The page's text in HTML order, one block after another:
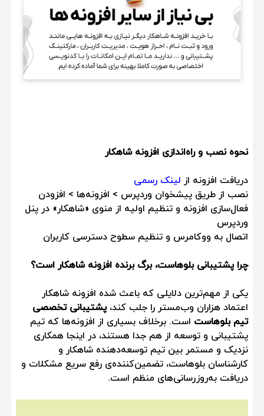
نحوه نصب و راه‌اندازی افزونه شاهکار
دریافت افزونه از لینک رسمی
نصب از طریق پیشخوان وردپرس > افزونه‌ها > افزودن
فعال‌سازی افزونه و تنظیم اولیه از منوی «شاهکار» در پنل
وردپرس
اتصال به ووکامرس و تنظیم سطوح دسترسی کاربران
چرا پشتیبانی بلوهاست، برگ برنده افزونه شاهکار است؟
یکی از مهم‌ترین دلایلی که باعث شده افزونه شاهکار
اعتماد هزاران وب‌مستر را جلب کند،پشتیبانی تخصصی
تیم بلوهاست است. برخلاف بسیاری از افزونه‌ها که تیم
پشتیبانی و توسعه از هم جدا هستند، در اینجا همکاری
نزدیک و مستمر بین تیم توسعه‌دهنده شاهکار و
کارشناسان بلوهاست، تضمین‌کننده‌ی رفع سریع مشکلات و
دریافت به‌روزرسانی‌های منظم است.